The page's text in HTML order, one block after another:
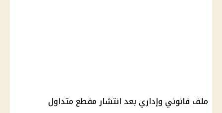
ملف قانوني وإداري بعد انتشار مقطع متداول